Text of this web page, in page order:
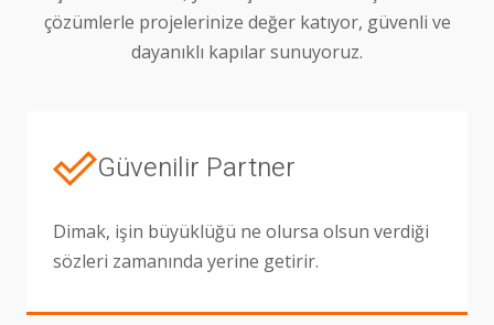
çözümlerle projelerinize değer katıyor, güvenli ve
dayanıklı kapılar sunuyoruz.
Güvenilir Partner
Dimak, işin büyüklüğü ne olursa olsun verdiği
sözleri zamanında yerine getirir.